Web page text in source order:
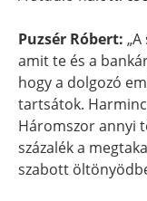
Puzsér Róbert:
amit te és a
hogy a dolgozó
tartsátok.
Háromszor annyi
százalék a
szabott